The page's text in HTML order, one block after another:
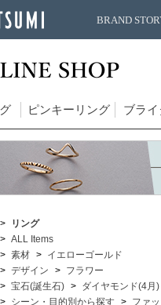
BRAND
ピンキーリング ブラ
リング
ALL Items
素材
イエローゴールド
デザイン
フラワー
宝石(誕生石)
ダイヤモンド(4月)
シーン・目的別から探す ファ